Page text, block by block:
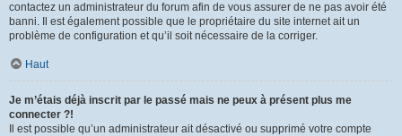
contactez un administrateur du forum afin de vous assurer de ne pas avoir été
banni. Il est également possible que le propriétaire du site internet ait un
problème de configuration et qu’il soit nécessaire de la corriger.
Haut
Je m’étais déjà inscrit par le passé mais ne peux à présent plus me
connecter ?!
Il est possible qu’un administrateur ait désactivé ou supprimé votre compte